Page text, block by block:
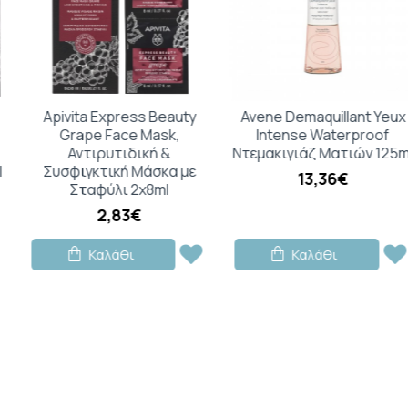
Apivita Express Beauty
Grape Face Mask,
Αντιρυτιδική &
Συσφιγκτική Μάσκα με
Σταφύλι 2x8ml
2,83€
Καλάθι
Avene Demaquillant Yeux
Intense Waterproof
Ντεμακιγιάζ Ματιών 125ml
13,36€
Καλάθι